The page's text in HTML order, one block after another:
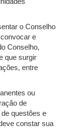
o Conselho
e
Conselho,
que surgir
entre
ou
de
questões e
constar sua